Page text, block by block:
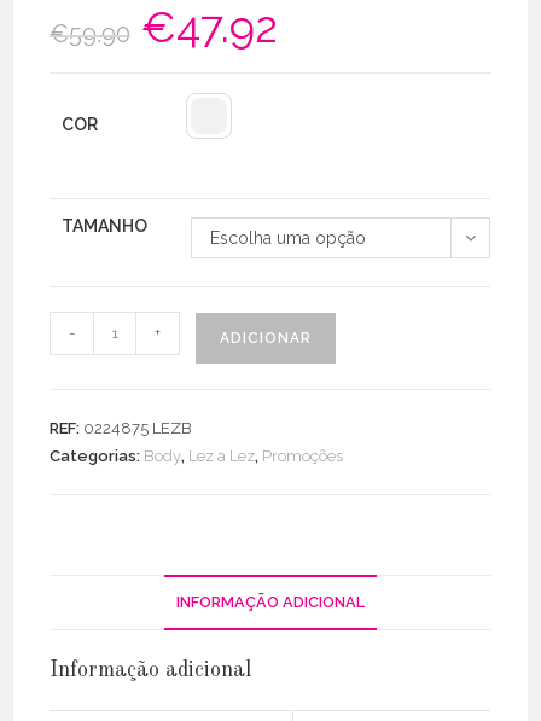
€59.90
O
preço
original
€47.92
COR
TAMANHO
Escolha uma opção
de
Canelado
- + ADICIONAR
REF: 0224875 LEZB
Categorias: Body, Lez a Lez, Promoções
INFORMAÇÃO ADICIONAL
Informação adicional